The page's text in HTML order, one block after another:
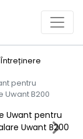
pentru
Uwant B200
Next